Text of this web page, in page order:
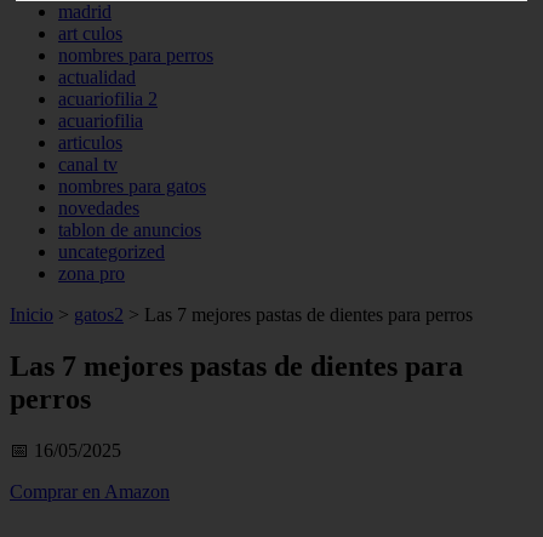
madrid
art culos
nombres para perros
actualidad
acuariofilia 2
acuariofilia
articulos
canal tv
nombres para gatos
novedades
tablon de anuncios
uncategorized
zona pro
Inicio > gatos2 > Las 7 mejores pastas de dientes para perros
Las 7 mejores pastas de dientes para
perros
📅 16/05/2025
Comprar en Amazon